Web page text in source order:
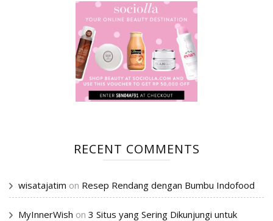
RECENT COMMENTS
wisatajatim on Resep Rendang dengan Bumbu Indofood
MyInnerWish on 3 Situs yang Sering Dikunjungi untuk